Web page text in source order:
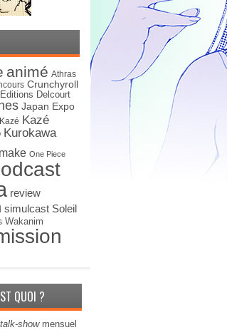
animé Athras
Crunchyroll
Editions Delcourt
Japan Expo
Kazé Kazé
Kurokawa
One Piece
review
simulcast Soleil
Wakanim
QUOI ?
talk-showmensuel